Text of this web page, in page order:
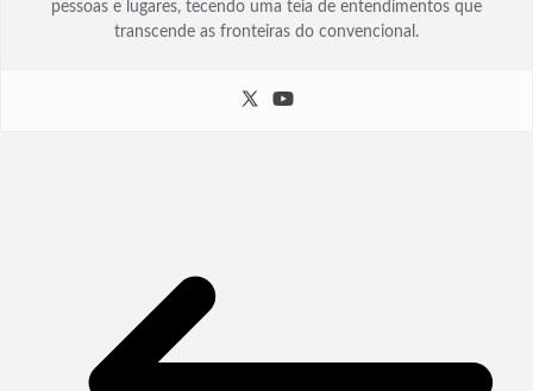
pessoas e lugares, tecendo uma teia de entendimentos que
transcende as fronteiras do convencional.